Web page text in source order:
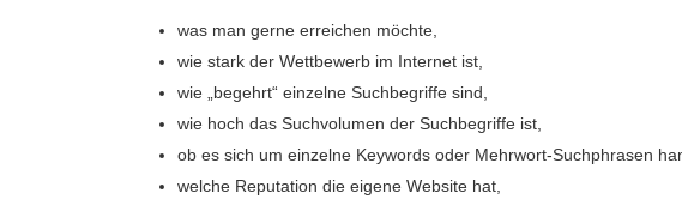
was man gerne erreichen möchte,
wie stark der Wettbewerb im Internet ist,
wie „begehrt“ einzelne Suchbegriffe sind,
wie hoch das Suchvolumen der Suchbegriffe ist,
ob es sich um einzelne Keywords oder Mehrwort-Suchphrasen
welche Reputation die eigene Website hat,